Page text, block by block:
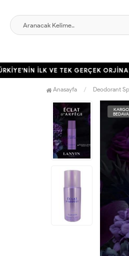
İLK VE TEK GERÇEK ORJİNAL
Anasayfa Deodorant
KARGO
BEDAVA